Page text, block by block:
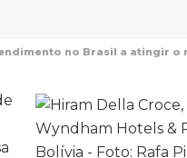
no Brasil a atingir